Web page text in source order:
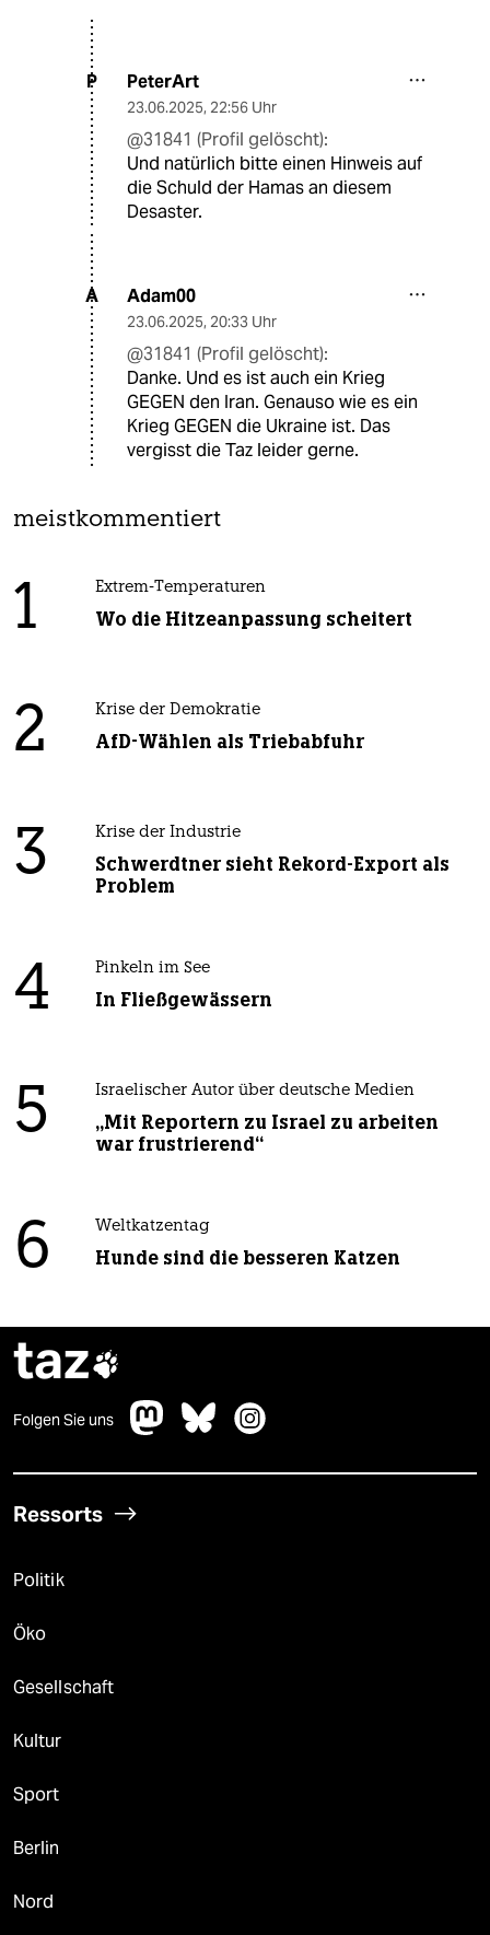
P PeterArt
23.06.2025, 22:56 Uhr
@31841 (Profil gelöscht):
Und natürlich bitte einen Hinweis auf
die Schuld der Hamas an diesem
Desaster.
A Adam00
23.06.2025, 20:33 Uhr
@31841 (Profil gelöscht):
Danke. Und es ist auch ein Krieg
GEGEN den Iran. Genauso wie es ein
Krieg GEGEN die Ukraine ist. Das
vergisst die Taz leider gerne.
meistkommentiert
1 Extrem-Temperaturen
Wo die Hitzeanpassung scheitert
2 Krise der Demokratie
AfD-Wählen als Triebabfuhr
3 Krise der Industrie
Schwerdtner sieht Rekord-Export als
Problem
4 Pinkeln im See
In Fließgewässern
5 Israelischer Autor über deutsche Medien
„Mit Reportern zu Israel zu arbeiten
war frustrierend“
6 Weltkatzentag
Hunde sind die besseren Katzen
taz
Folgen Sie uns
Ressorts
Politik
Öko
Gesellschaft
Kultur
Sport
Berlin
Nord